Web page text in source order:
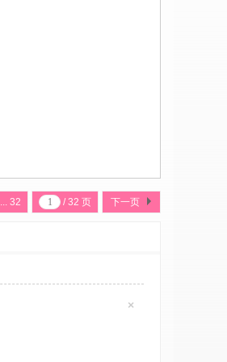
... 32 / 32 页 下一页
×